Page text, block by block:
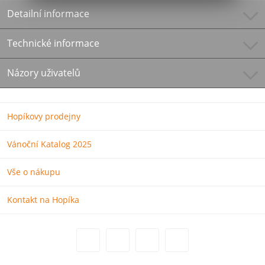
Detailní informace
Technické informace
Názory uživatelů
Hopíkovy prodejny
Vánoční Katalog 2025
Vše o nákupu
Kontakt na Hopíka